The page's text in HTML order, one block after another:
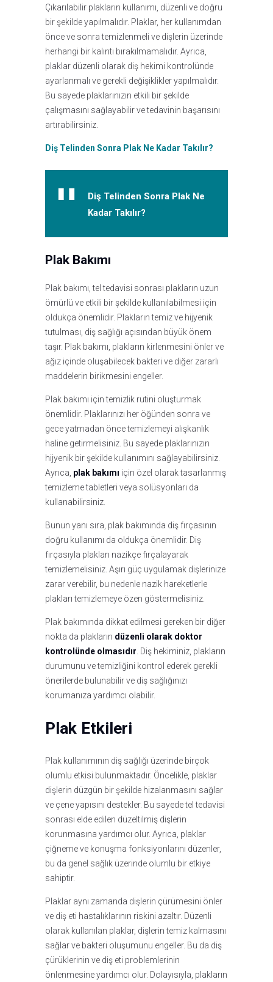
Çıkarılabilir plakların kullanımı, düzenli ve doğru
bir şekilde yapılmalıdır. Plaklar, her kullanımdan
önce ve sonra temizlenmeli ve dişlerin üzerinde
herhangi bir kalıntı bırakılmamalıdır. Ayrıca,
plaklar düzenli olarak diş hekimi kontrolünde
ayarlanmalı ve gerekli değişiklikler yapılmalıdır.
Bu sayede plaklarınızın etkili bir şekilde
çalışmasını sağlayabilir ve tedavinin başarısını
artırabilirsiniz.
Diş Telinden Sonra Plak Ne Kadar Takılır?
Diş Telinden Sonra Plak Ne
Kadar Takılır?
Plak Bakımı
Plak bakımı, tel tedavisi sonrası plakların uzun
ömürlü ve etkili bir şekilde kullanılabilmesi için
oldukça önemlidir. Plakların temiz ve hijyenik
tutulması, diş sağlığı açısından büyük önem
taşır. Plak bakımı, plakların kirlenmesini önler ve
ağız içinde oluşabilecek bakteri ve diğer zararlı
maddelerin birikmesini engeller.
Plak bakımı için temizlik rutini oluşturmak
önemlidir. Plaklarınızı her öğünden sonra ve
gece yatmadan önce temizlemeyi alışkanlık
haline getirmelisiniz. Bu sayede plaklarınızın
hijyenik bir şekilde kullanımını sağlayabilirsiniz.
Ayrıca, plak bakımı için özel olarak tasarlanmış
temizleme tabletleri veya solüsyonları da
kullanabilirsiniz.
Bunun yanı sıra, plak bakımında diş fırçasının
doğru kullanımı da oldukça önemlidir. Diş
fırçasıyla plakları nazikçe fırçalayarak
temizlemelisiniz. Aşırı güç uygulamak dişlerinize
zarar verebilir, bu nedenle nazik hareketlerle
plakları temizlemeye özen göstermelisiniz.
Plak bakımında dikkat edilmesi gereken bir diğer
nokta da plakların düzenli olarak doktor
kontrolünde olmasıdır . Diş hekiminiz, plakların
durumunu ve temizliğini kontrol ederek gerekli
önerilerde bulunabilir ve diş sağlığınızı
korumanıza yardımcı olabilir.
Plak Etkileri
Plak kullanımının diş sağlığı üzerinde birçok
olumlu etkisi bulunmaktadır. Öncelikle, plaklar
dişlerin düzgün bir şekilde hizalanmasını sağlar
ve çene yapısını destekler. Bu sayede tel tedavisi
sonrası elde edilen düzeltilmiş dişlerin
korunmasına yardımcı olur. Ayrıca, plaklar
çiğneme ve konuşma fonksiyonlarını düzenler,
bu da genel sağlık üzerinde olumlu bir etkiye
sahiptir.
Plaklar aynı zamanda dişlerin çürümesini önler
ve diş eti hastalıklarının riskini azaltır. Düzenli
olarak kullanılan plaklar, dişlerin temiz kalmasını
sağlar ve bakteri oluşumunu engeller. Bu da diş
çürüklerinin ve diş eti problemlerinin
önlenmesine yardımcı olur. Dolayısıyla, plakların